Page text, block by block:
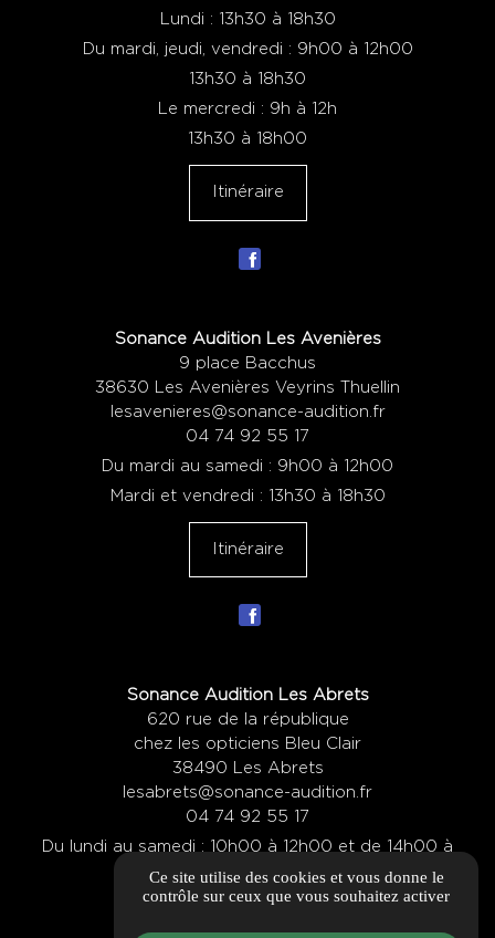
Lundi : 13h30 à 18h30
Du mardi, jeudi, vendredi : 9h00 à 12h00
13h30 à 18h30
Le mercredi : 9h à 12h
13h30 à 18h00
Itinéraire
Sonance Audition Les Avenières
9 place Bacchus
38630 Les Avenières Veyrins Thuellin
lesavenieres@sonance-audition.fr
04 74 92 55 17
Du mardi au samedi : 9h00 à 12h00
Mardi et vendredi : 13h30 à 18h30
Itinéraire
Sonance Audition Les Abrets
620 rue de la république
chez les opticiens Bleu Clair
38490 Les Abrets
lesabrets@sonance-audition.fr
04 74 92 55 17
Du lundi au samedi : 10h00 à 12h00 et de 14h00 à
19h00
Itinéraire
Ce site utilise des cookies et vous donne le
contrôle sur ceux que vous souhaitez activer